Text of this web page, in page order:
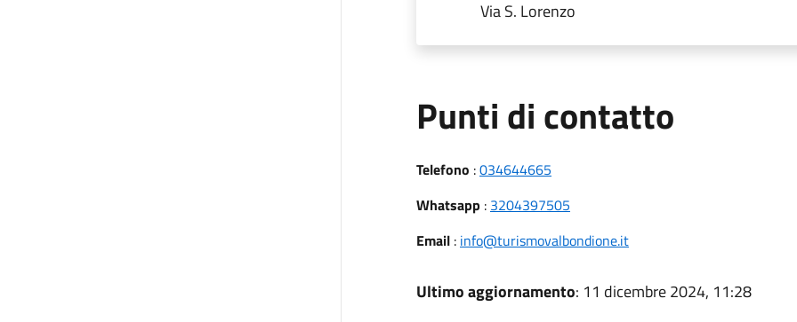
Via S. Lorenzo
Punti di contatto
Telefono :034644665
Whatsapp : 3204397505
Email: info@turismovalbondione.it
Ultimo aggiornamento: 11 dicembre 2024, 11:28